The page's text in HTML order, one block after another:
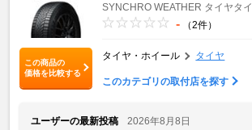
この商品の
価格を比較する
SYNCHRO WEATHER タイヤタ
- （2件）
タイヤ・ホイール タイヤ
このカテゴリの取付店を探す
ユーザーの最新投稿
2026年8月8日